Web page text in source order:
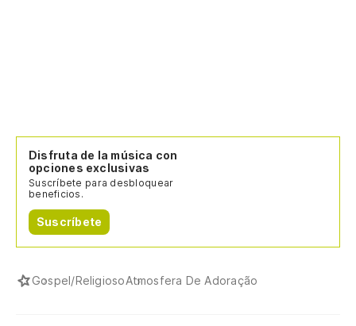
Disfruta de la música con
opciones exclusivas
Suscríbete para desbloquear
beneficios.
Suscríbete
Gospel/ReligiosoAtmosfera De Adoração